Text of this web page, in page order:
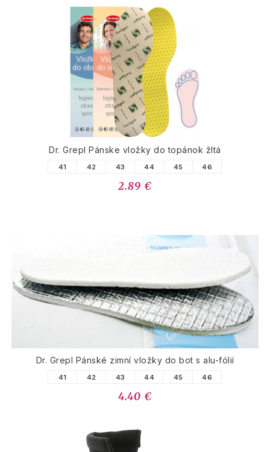
Dr. Grepl Pánske vložky do topánok žltá
41 42 43 44 45 46
2.89 €
Dr. Grepl Pánské zimní vložky do bot s alu-fólií
41 42 43 44 45 46
4.40 €